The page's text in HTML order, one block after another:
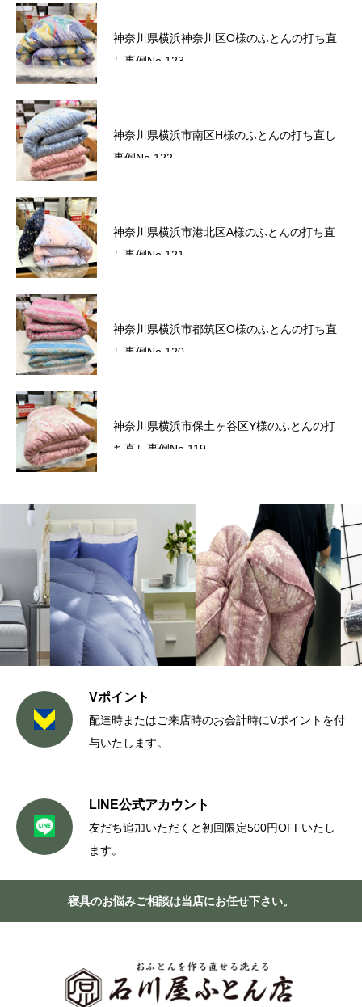
神奈川県横浜神奈川区O様のふとんの打ち直
し事例No.123
神奈川県横浜市南区H様のふとんの打ち直し
事例No.122
神奈川県横浜市港北区A様のふとんの打ち直
し事例No.121
神奈川県横浜市都筑区O様のふとんの打ち直
し事例No.120
神奈川県横浜市保土ヶ谷区Y様のふとんの打
ち直し事例No.119
六角橋商店街プレミアム商品券完売いたしま
した。
六角橋商店街プレミアム商品券のお知らせ
サマーセール2026～ワクワクドキドキ！夏の
スクラッチ！～
かながわトクトクキャンペーン！『かなト
ク！』
六角橋商店街プレミアム商品券のお知らせ
Vポイント
配達時またはご来店時のお会計時にVポイントを付
与いたします。
LINE公式アカウント
友だち追加いただくと初回限定500円OFFいたし
ます。
寝具のお悩みご相談は当店にお任せ下さい。